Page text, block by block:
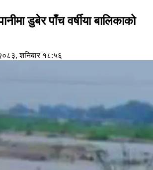
डुबेर पाँच वर्षीया बालिकाको
शनिबार १८:५६